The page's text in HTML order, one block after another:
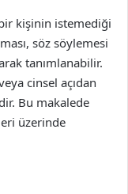
kişinin istemediği
söz söylemesi
tanımlanabilir.
cinsel açıdan
Bu makalede
üzerinde